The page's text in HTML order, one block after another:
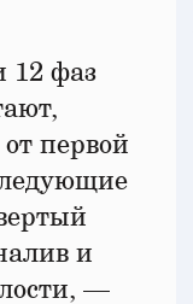
12 фаз
первой
и
—